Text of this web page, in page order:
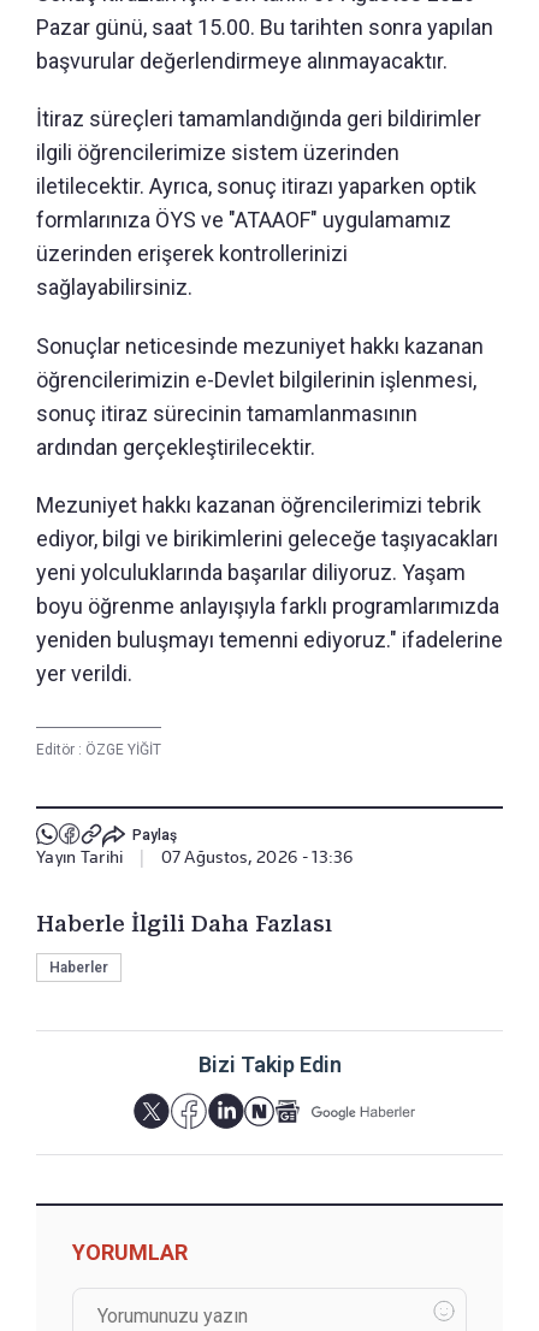
Pazar günü, saat 15.00. Bu tarihten sonra yapılan
başvurular değerlendirmeye alınmayacaktır.
İtiraz süreçleri tamamlandığında geri bildirimler
ilgili öğrencilerimize sistem üzerinden
iletilecektir. Ayrıca, sonuç itirazı yaparken optik
formlarınıza ÖYS ve "ATAAOF" uygulamamız
üzerinden erişerek kontrollerinizi
sağlayabilirsiniz.
Sonuçlar neticesinde mezuniyet hakkı kazanan
öğrencilerimizin e-Devlet bilgilerinin işlenmesi,
sonuç itiraz sürecinin tamamlanmasının
ardından gerçekleştirilecektir.
Mezuniyet hakkı kazanan öğrencilerimizi tebrik
ediyor, bilgi ve birikimlerini geleceğe taşıyacakları
yeni yolculuklarında başarılar diliyoruz. Yaşam
boyu öğrenme anlayışıyla farklı programlarımızda
yeniden buluşmayı temenni ediyoruz." ifadelerine
yer verildi.
Editör : ÖZGE YİĞİT
Paylaş
Yayın Tarihi | 07 Ağustos, 2026 - 13:36
Haberle İlgili Daha Fazlası
Haberler
Bizi Takip Edin
YORUMLAR